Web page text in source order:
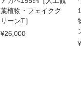
葉植物・フェイクグ
リーンT］
¥26,000